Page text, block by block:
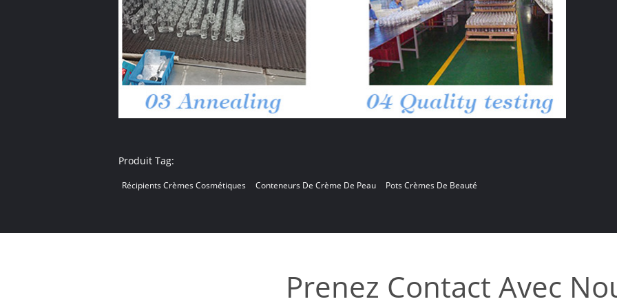
Produit Tag:
Récipients Crèmes Cosmétiques Conteneurs De Crème De Peau Pots Crèmes De Beauté
Prenez Contact Avec